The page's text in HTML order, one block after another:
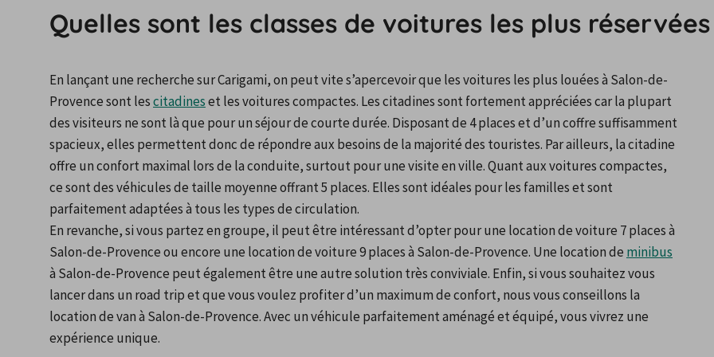
Quelles sont les classes de voitures les plus
En lançant une recherche sur Carigami, on peut vite s’apercevoir que les voitures les plus louées à Salon-de-
Provence sont les citadines et les voitures compactes. Les citadines sont fortement appréciées car la plupart
des visiteurs ne sont là que pour un séjour de courte durée. Disposant de 4 places et d’un coffre suffisamment
spacieux, elles permettent donc de répondre aux besoins de la majorité des touristes. Par ailleurs, la citadine
offre un confort maximal lors de la conduite, surtout pour une visite en ville. Quant aux voitures compactes,
ce sont des véhicules de taille moyenne offrant 5 places. Elles sont idéales pour les familles et sont
parfaitement adaptées à tous les types de circulation.
En revanche, si vous partez en groupe, il peut être intéressant d’opter pour une location de voiture 7 places à
Salon-de-Provence ou encore une location de voiture 9 places à Salon-de-Provence. Une location de minibus
à Salon-de-Provence peut également être une autre solution très conviviale. Enfin, si vous souhaitez vous
lancer dans un road trip et que vous voulez profiter d’un maximum de confort, nous vous conseillons la
location de van à Salon-de-Provence. Avec un véhicule parfaitement aménagé et équipé, vous vivrez une
expérience unique.